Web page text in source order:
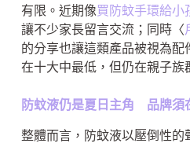
有限。近期像買防蚊手環給小
讓不少家長留言交流；同時〈
的分享也讓這類產品被視為配
在十大中最低，但仍在親子族
防蚊液仍是夏日主角 品牌須
整體而言，防蚊液以壓倒性的